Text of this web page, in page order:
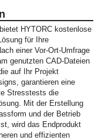
HYTORC kostenlose
für Ihre
einer Vor-Ort-Umfrage
genutzten CAD-Dateien
auf Ihr Projekt
garantieren eine
Stresstests die
Mit der Erstellung
und der Betrieb
wird das Endprodukt
und effizienten